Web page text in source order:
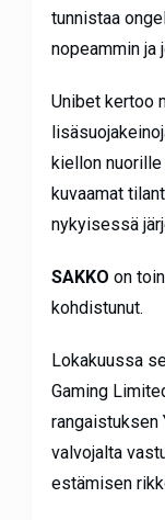
tunnistaa
nopeammin ja
Unibet kertoo
kiellon nuorille
kuvaamat
nykyisessä
SAKKO on
kohdistunut.
Lokakuussa
Gaming
rangaistuksen
valvojalta
estämisen